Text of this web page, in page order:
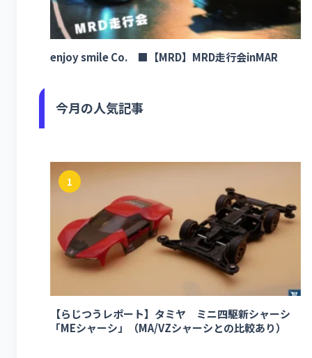
enjoy smile Co. ■【MRD】MRD走行会inMAR
今月の人気記事
1
【らじつうレポート】タミヤ ミニ四駆新シャーシ
「MEシャーシ」（MA/VZシャーシとの比較あり）